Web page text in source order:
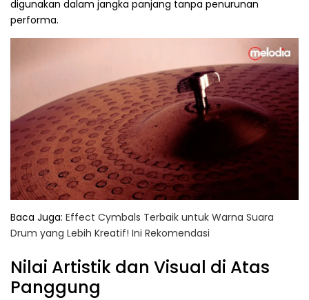
digunakan dalam jangka panjang tanpa penurunan
performa.
Baca Juga: Effect Cymbals Terbaik untuk Warna Suara
Drum yang Lebih Kreatif! Ini Rekomendasi
Nilai Artistik dan Visual di Atas
Panggung